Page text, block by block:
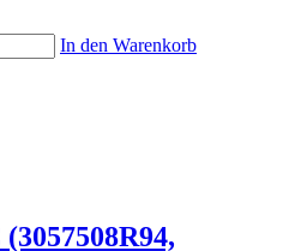
In den Warenkorb